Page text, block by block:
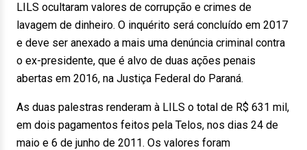
LILS ocultaram valores de corrupção e crimes de
lavagem de dinheiro. O inquérito será concluído em 2017
e deve ser anexado a mais uma denúncia criminal contra
o ex-presidente, que é alvo de duas ações penais
abertas em 2016, na Justiça Federal do Paraná.
As duas palestras renderam à LILS o total de R$ 631 mil,
em dois pagamentos feitos pela Telos, nos dias 24 de
maio e 6 de junho de 2011. Os valores foram